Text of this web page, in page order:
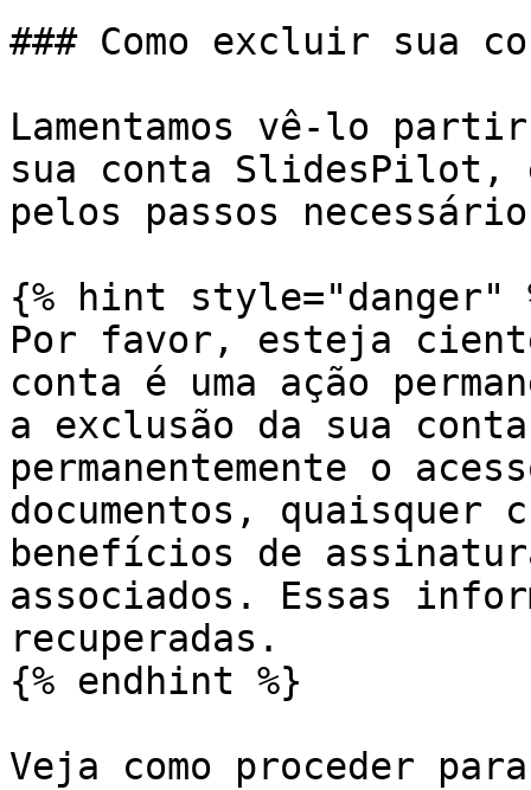
### Como excluir sua
Lamentamos vê-lo
sua conta
pelos passos
{% hint style="danger"
Por favor, esteja
conta é uma ação
a exclusão da sua
permanentemente o
documentos,
benefícios de
associados. Essas
recuperadas.
{% endhint %}
Veja como proceder